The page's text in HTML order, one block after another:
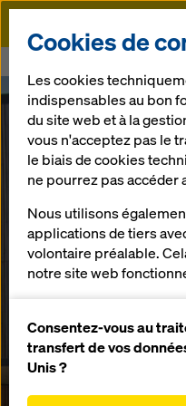
Doka
Votre partenaire
Marseille et en
Bureau
Nous vous
construction avec
sécurité.
Cookies de
Les cookies
indispensables au bon
du site web et à la
vous n'acceptez pas le
le biais de cookies
ne pourrez pas accéder
Nous utilisons
applications de tiers
volontaire préalable.
notre site web
améliorer en
notre site web
statistiques),
Consentez-vous au
transfert de vos
Unis ?